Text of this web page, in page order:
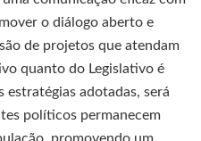
o diálogo aberto e
de projetos que atendam
quanto do Legislativo é
estratégias adotadas, será
políticos permanecem